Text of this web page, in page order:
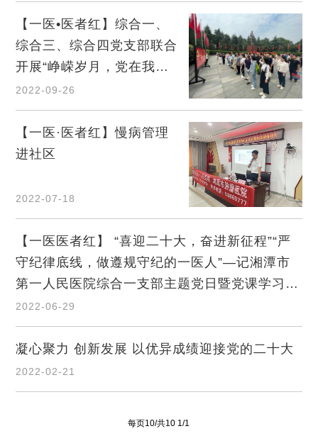
【一医•医者红】综合一、
综合三、综合四党支部联合
开展“峥嵘岁月，党在我
心”主题党日活动
2022-09-26
【一医·医者红】慢病管理
进社区
2022-07-18
【一医医者红】 “喜迎二十大，奋进新征程”“严
守纪律底线，做遵规守纪的一医人”—记湘潭市
第一人民医院综合一支部主题党日暨党课学习活
动
2022-06-29
凝心聚力 创新发展 以优异成绩迎接党的二十大
2022-02-21
每页10/共10 1/1